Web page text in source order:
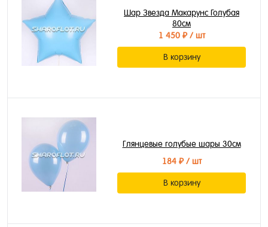
Шар Звезда Макарунс Голубая
80см
1 450 ₽/ шт
В корзину
Глянцевые голубые шары 30см
184 ₽/ шт
В корзину